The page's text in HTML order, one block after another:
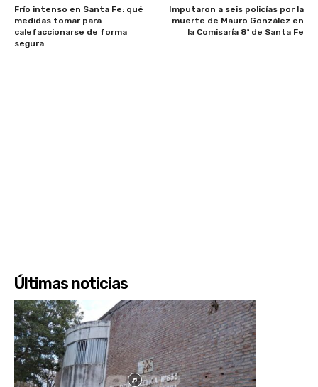
Frío intenso en Santa Fe: qué
medidas tomar para
calefaccionarse de forma
segura
Imputaron a seis policías por la
muerte de Mauro González en
la Comisaría 8ª de Santa Fe
Últimas noticias